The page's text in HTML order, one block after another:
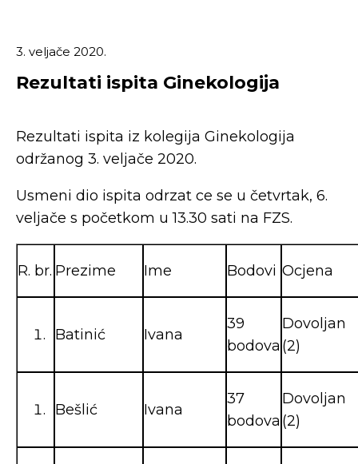
3. veljače 2020.
Rezultati ispita Ginekologija
Rezultati ispita iz kolegija Ginekologija
održanog 3. veljače 2020.
Usmeni dio ispita odrzat ce se u četvrtak, 6.
veljače s početkom u 13.30 sati na FZS.
R. br. Prezime Ime Bodovi Ocjena
Batinić Ivana
39
bodova
Dovoljan
(2)
Bešlić Ivana
37
bodova
Dovoljan
(2)